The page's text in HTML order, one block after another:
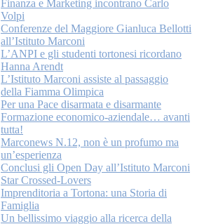
Finanza e Marketing incontrano Carlo
Volpi
Conferenze del Maggiore Gianluca Bellotti
all’Istituto Marconi
L’ANPI e gli studenti tortonesi ricordano
Hanna Arendt
L’Istituto Marconi assiste al passaggio
della Fiamma Olimpica
Per una Pace disarmata e disarmante
Formazione economico-aziendale… avanti
tutta!
Marconews N.12, non è un profumo ma
un’esperienza
Conclusi gli Open Day all’Istituto Marconi
Star Crossed-Lovers
Imprenditoria a Tortona: una Storia di
Famiglia
Un bellissimo viaggio alla ricerca della